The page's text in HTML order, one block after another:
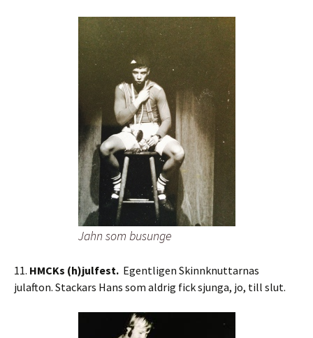
Jahn som busunge
11. HMCKs (h)julfest. Egentligen Skinnknuttarnas
julafton. Stackars Hans som aldrig fick sjunga, jo, till slut.